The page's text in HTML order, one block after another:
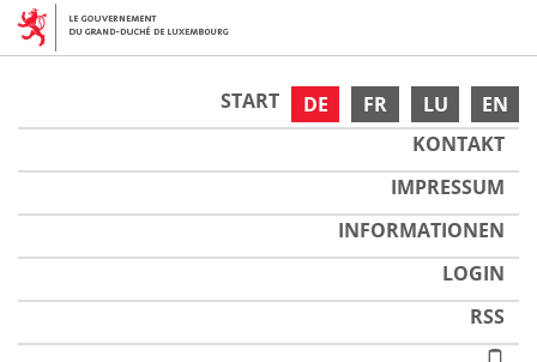
DE FR LU EN
START
KONTAKT
IMPRESSUM
INFORMATIONEN
LOGIN
RSS